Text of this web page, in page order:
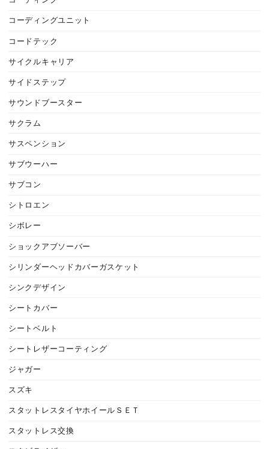
コーディングユニット
コードテック
サイクルキャリア
サイドステップ
サウンドブースター
サクラム
サスペンション
サブウーハー
サブコン
シトロエン
シボレー
ショックアブソーバー
シリンダーヘッドカバーガスケット
シンクデザイン
シートカバー
シートベルト
シートレザーコーティング
ジャガー
スズキ
スタットレスタイヤホイールＳＥＴ
スタットレス交換